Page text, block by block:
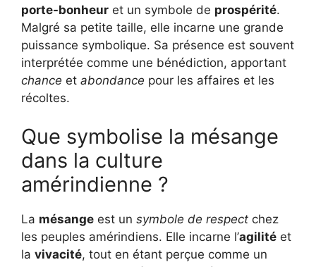
porte-bonheur et un symbole de prospérité.
Malgré sa petite taille, elle incarne une grande
puissance symbolique. Sa présence est souvent
interprétée comme une bénédiction, apportant
chance et abondance pour les affaires et les
récoltes.
Que symbolise la mésange
dans la culture
amérindienne ?
La mésange est un symbole de respect chez
les peuples amérindiens. Elle incarne l’agilité et
la vivacité, tout en étant perçue comme un